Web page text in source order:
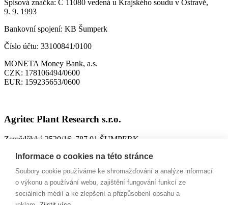
Spisová značka: C 11080 vedená u Krajského soudu v Ostravě,
9. 9. 1993
Bankovní spojení: KB Šumperk
Číslo účtu: 33100841/0100
MONETA Money Bank, a.s.
CZK: 178106494/0600
EUR: 159235653/0600
Agritec Plant Research s.r.o.
Zemědělská 2520/16, 787 01 ŠUMPERK
IČO:26784246
ID datové schránky:n63jtkm
Spisová značka:
C 26228 vedená u Krajského soudu v Ostravě,
Informace o cookies na této stránce
Soubory cookie používáme ke shromažďování a analýze informací
o výkonu a používání webu, zajištění fungování funkcí ze
sociálních médií a ke zlepšení a přizpůsobení obsahu a